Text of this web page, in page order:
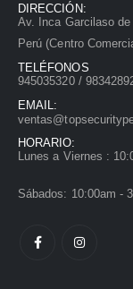
DIRECCIÓN:
Av. Inca Garcilaso
Perú (Centro
TELÉFONOS
945035320 /
EMAIL:
HORARIO:
Lunes a Viernes :
Sábados: 10:00am -